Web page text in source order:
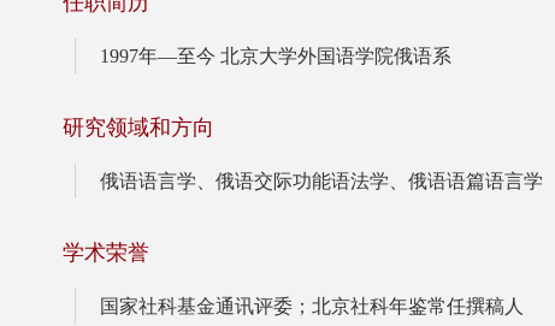
1997年—至今 北京大学外国语学院俄语系
研究领域和方向
俄语语言学、俄语交际功能语法学、俄语语篇语言学
学术荣誉
国家社科基金通讯评委；北京社科年鉴常任撰稿人